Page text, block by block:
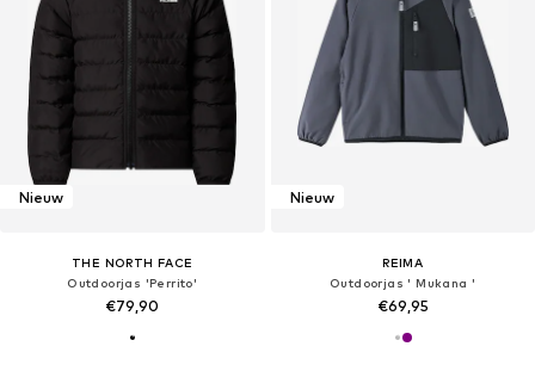
Nieuw
THE NORTH FACE
Outdoorjas 'Perrito'
€79,90
Nieuw
REIMA
Outdoorjas ' Mukana '
€69,95